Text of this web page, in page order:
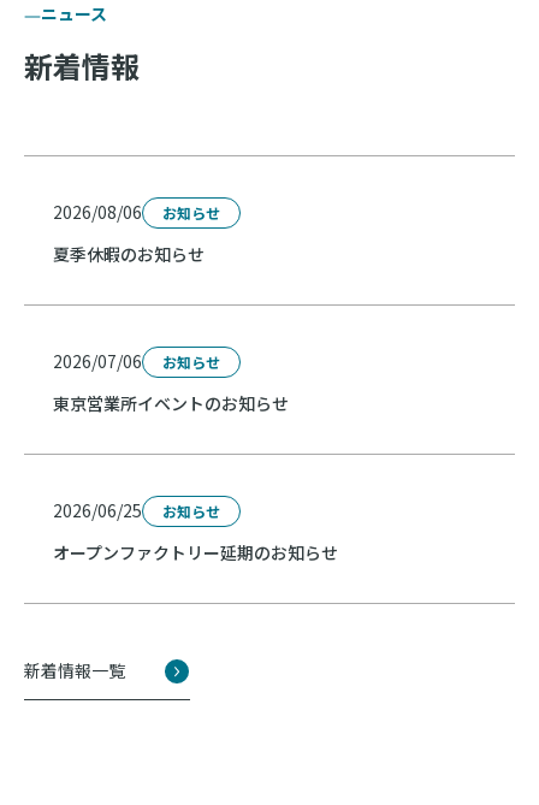
ニュース
新着情報
2026/08/06 お知らせ
夏季休暇のお知らせ
2026/07/06 お知らせ
東京営業所イベントのお知らせ
2026/06/25 お知らせ
オープンファクトリー延期のお知らせ
新着情報一覧